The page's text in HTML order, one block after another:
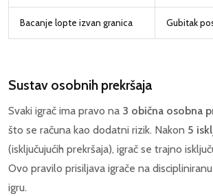
Bacanje lopte izvan granica Gubitak
Sustav osobnih prekršaja
Svaki igrač ima pravo na 3 obična osobna
što se računa kao dodatni rizik. Nakon 5
(isključujućih prekršaja), igrač se trajno
Ovo pravilo prisiljava igrače na
igru.